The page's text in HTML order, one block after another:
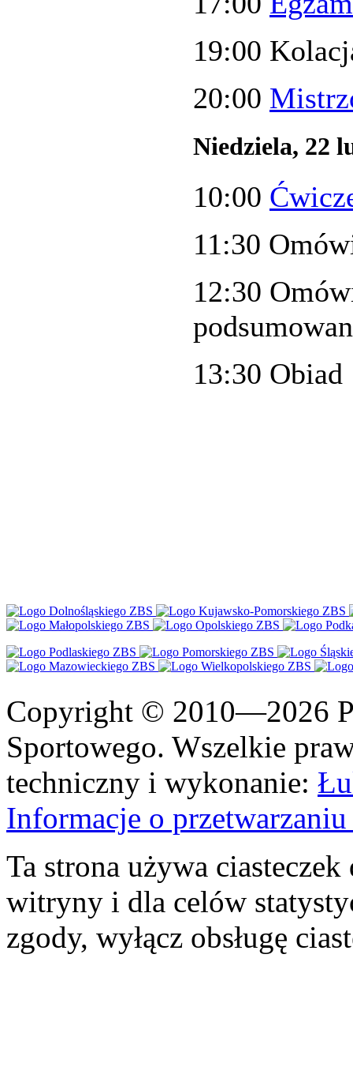
19:00
20:00
Niedziela, 22
10:00
11:30
12:30
13:30 Obiad
Copyright © 2010—2026
Sportowego. Wszelkie
techniczny i wykonanie:
Informacje o
Ta strona używa
witryny i dla celów
zgody, wyłącz obsługę